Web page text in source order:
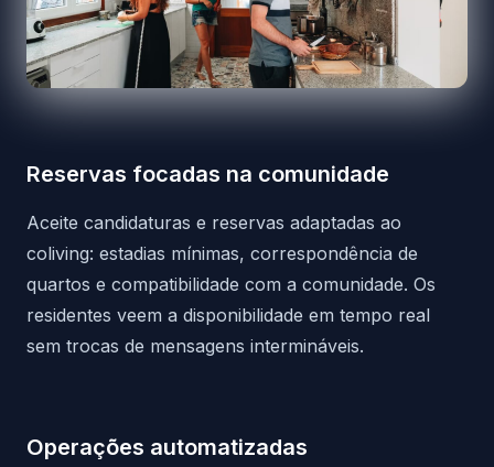
Reservas focadas na comunidade
Aceite candidaturas e reservas adaptadas ao
coliving: estadias mínimas, correspondência de
quartos e compatibilidade com a comunidade. Os
residentes veem a disponibilidade em tempo real
sem trocas de mensagens intermináveis.
Operações automatizadas